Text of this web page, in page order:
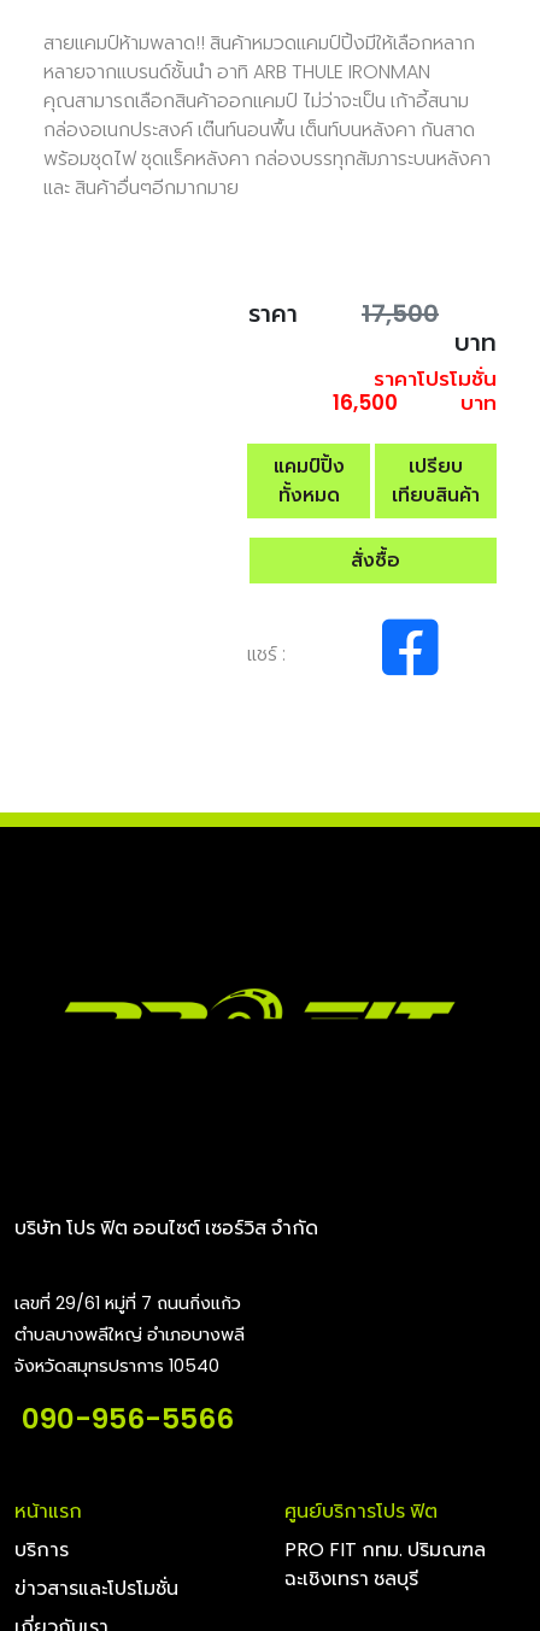
สายแคมป์ห้ามพลาด!! สินค้าหมวดแคมป์ปิ้งมีให้เลือกหลาก
หลายจากแบรนด์ชั้นนำ อาทิ ARB THULE IRONMAN
คุณสามารถเลือกสินค้าออกแคมป์ ไม่ว่าจะเป็น เก้าอี้สนาม
กล่องอเนกประสงค์ เต๊นท์นอนพื้น เต็นท์บนหลังคา กันสาด
พร้อมชุดไฟ ชุดแร็คหลังคา กล่องบรรทุกสัมภาระบนหลังคา
และ สินค้าอื่นๆอีกมากมาย
ราคา
17,500
บาท
ราคาโปรโมชั่น
16,500
บาท
แคมป์ปิ้ง
ทั้งหมด
เปรียบ
เทียบสินค้า
สั่งซื้อ
แชร์ :
บริษัท โปร ฟิต ออนไซต์ เซอร์วิส จำกัด
เลขที่ 29/61 หมู่ที่ 7 ถนนกิ่งแก้ว
ตำบลบางพลีใหญ่ อำเภอบางพลี
จังหวัดสมุทรปราการ 10540
090-956-5566
หน้าแรก
บริการ
ข่าวสารและโปรโมชั่น
ศูนย์บริการโปร ฟิต
PRO FIT กทม. ปริมณฑล
ฉะเชิงเทรา ชลบุรี